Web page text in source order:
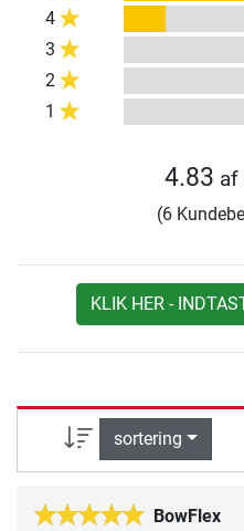
4
3
2
1
4.83 af
(6
KLIK HER -
sortering
BowFlex